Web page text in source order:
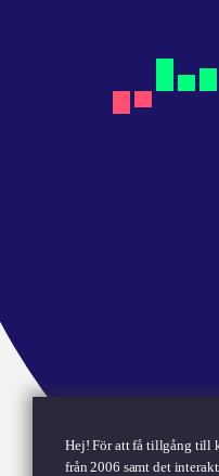
Hej! För att få tillgång till
från 2006 samt det